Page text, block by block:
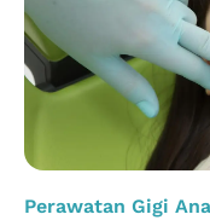
Perawatan Gigi